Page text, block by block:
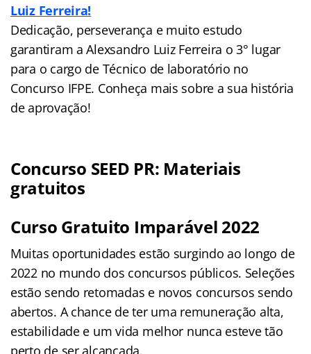
Luiz Ferreira!
Dedicação, perseverança e muito estudo
garantiram a Alexsandro Luiz Ferreira o 3° lugar
para o cargo de Técnico de laboratório no
Concurso IFPE. Conheça mais sobre a sua história
de aprovação!
Concurso SEED PR: Materiais
gratuitos
Curso Gratuito Imparável 2022
Muitas oportunidades estão surgindo ao longo de
2022 no mundo dos concursos públicos. Seleções
estão sendo retomadas e novos concursos sendo
abertos. A chance de ter uma remuneração alta,
estabilidade e um vida melhor nunca esteve tão
perto de ser alcançada.